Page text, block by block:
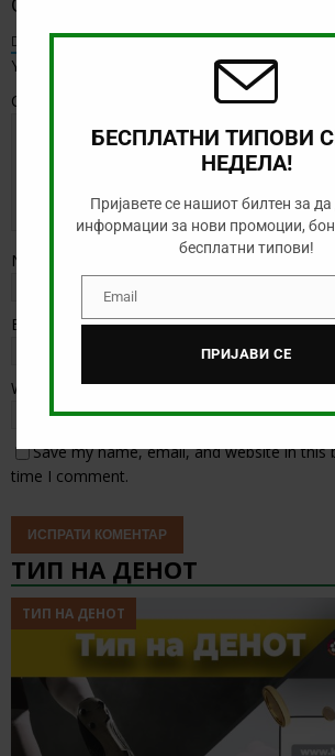
Default Comments (0) Facebook Comments
Your email address will not be published.
Comment
Name
Email
Website
Save my name, email, and website in
time I comment.
ТИП НА ДЕНОТ
ТИП НА ДЕНОТ
БЕСПЛАТНИ ТИПОВИ
НЕДЕЛА!
Пријавете се нашиот билтен за
информации за нови промоции,
бесплатни типови!
EmailEmail
ПРИЈАВИ СЕ